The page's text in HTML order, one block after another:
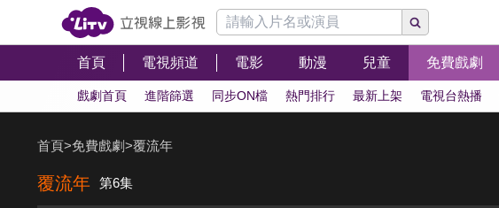
首頁 電視頻道 電影 動漫 兒童 免費戲劇
戲劇首頁 進階篩選 同步ON檔 熱門排行 最新上架 電視台熱播
首頁>免費戲劇>覆流年
覆流年 第6集